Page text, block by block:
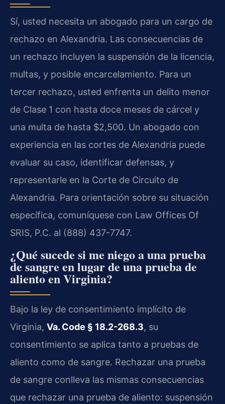
Sí, usted necesita un abogado para un cargo de
rechazo en Alexandria. Las consecuencias de
un rechazo incluyen la suspensión de la licencia,
multas, y posible encarcelamiento. Para un
tercer rechazo, usted enfrenta un delito menor
de Clase 1 con hasta doce meses de cárcel y
una multa de hasta $2,500. Un abogado con
experiencia en las cortes de Alexandria puede
evaluar su caso, identificar defensas, y
representarle en la Corte de Circuito de
Alexandria. Para orientación sobre su situación
específica, comuníquese con Law Offices Of
SRIS, P.C. al (888) 437-7747.
¿Qué sucede si me niego a una prueba
de sangre en lugar de una prueba de
aliento en Virginia?
Bajo la ley de consentimiento implícito de
Virginia, Va. Code § 18.2-268.3, su
consentimiento se aplica tanto a pruebas de
aliento como de sangre. Rechazar una prueba
de sangre conlleva las mismas consecuencias
que rechazar una prueba de aliento: suspensión